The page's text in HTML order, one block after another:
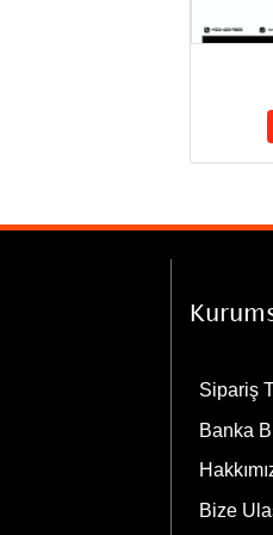
Sipariş
Banka
Bize